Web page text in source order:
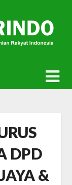
DPD
&